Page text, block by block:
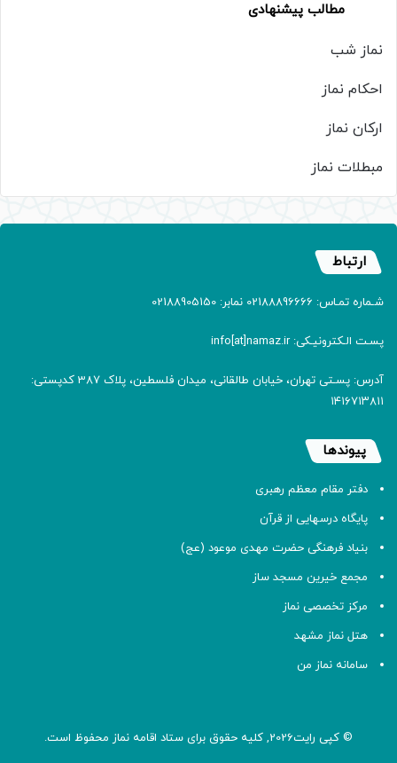
مطالب پیشنهادی
نماز شب
احکام نماز
ارکان نماز
مبطلات نماز
ارتباط
شـماره تمـاس: 02188896666 نمابر: 02188905150
پسـت الـکترونیـکی: info[at]namaz.ir
آدرس: پسـتی تهران، خیابان طالقانی، میدان فلسطین، پلاک 387 کدپستی:
۱۴۱۶۷۱۳۸۱۱
پیوندها
دفتر مقام معظم رهبری
پایگاه درسهایی از قرآن
بنیاد فرهنگی حضرت مهدی موعود (عج)
مجمع خیرین مسجد ساز
مرکز تخصصی نماز
هتل نماز مشهد
سامانه نماز من
© کپی رایت2026, کلیه حقوق برای ستاد اقامه نماز محفوظ است.